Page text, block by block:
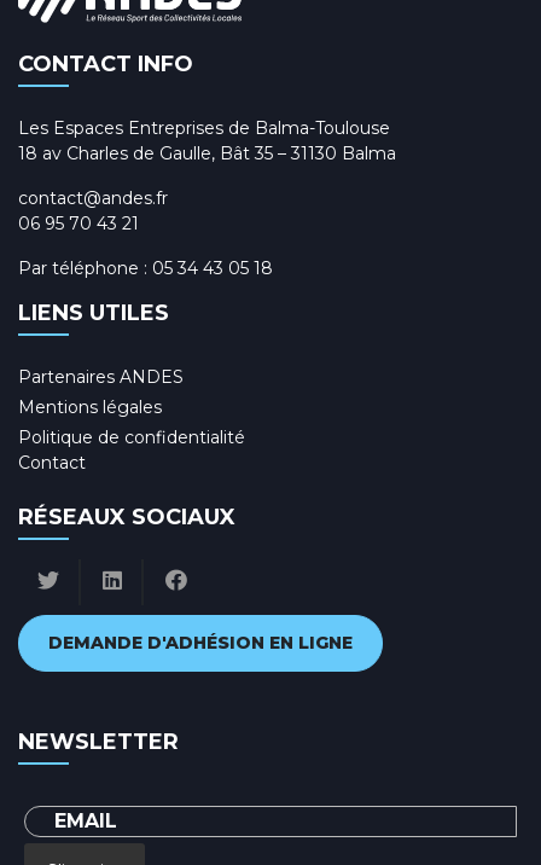
CONTACT INFO
Les Espaces Entreprises de Balma-Toulouse
18 av Charles de Gaulle, Bât 35 – 31130 Balma
contact@andes.fr
06 95 70 43 21
Par téléphone : 05 34 43 05 18
LIENS UTILES
Partenaires ANDES
Mentions légales
Politique de confidentialité
Contact
RÉSEAUX SOCIAUX
DEMANDE D'ADHÉSION EN LIGNE
NEWSLETTER